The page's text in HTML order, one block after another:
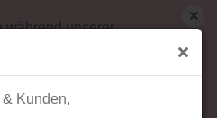
Kunden,
unserer
12:00 Uhr bis 16.